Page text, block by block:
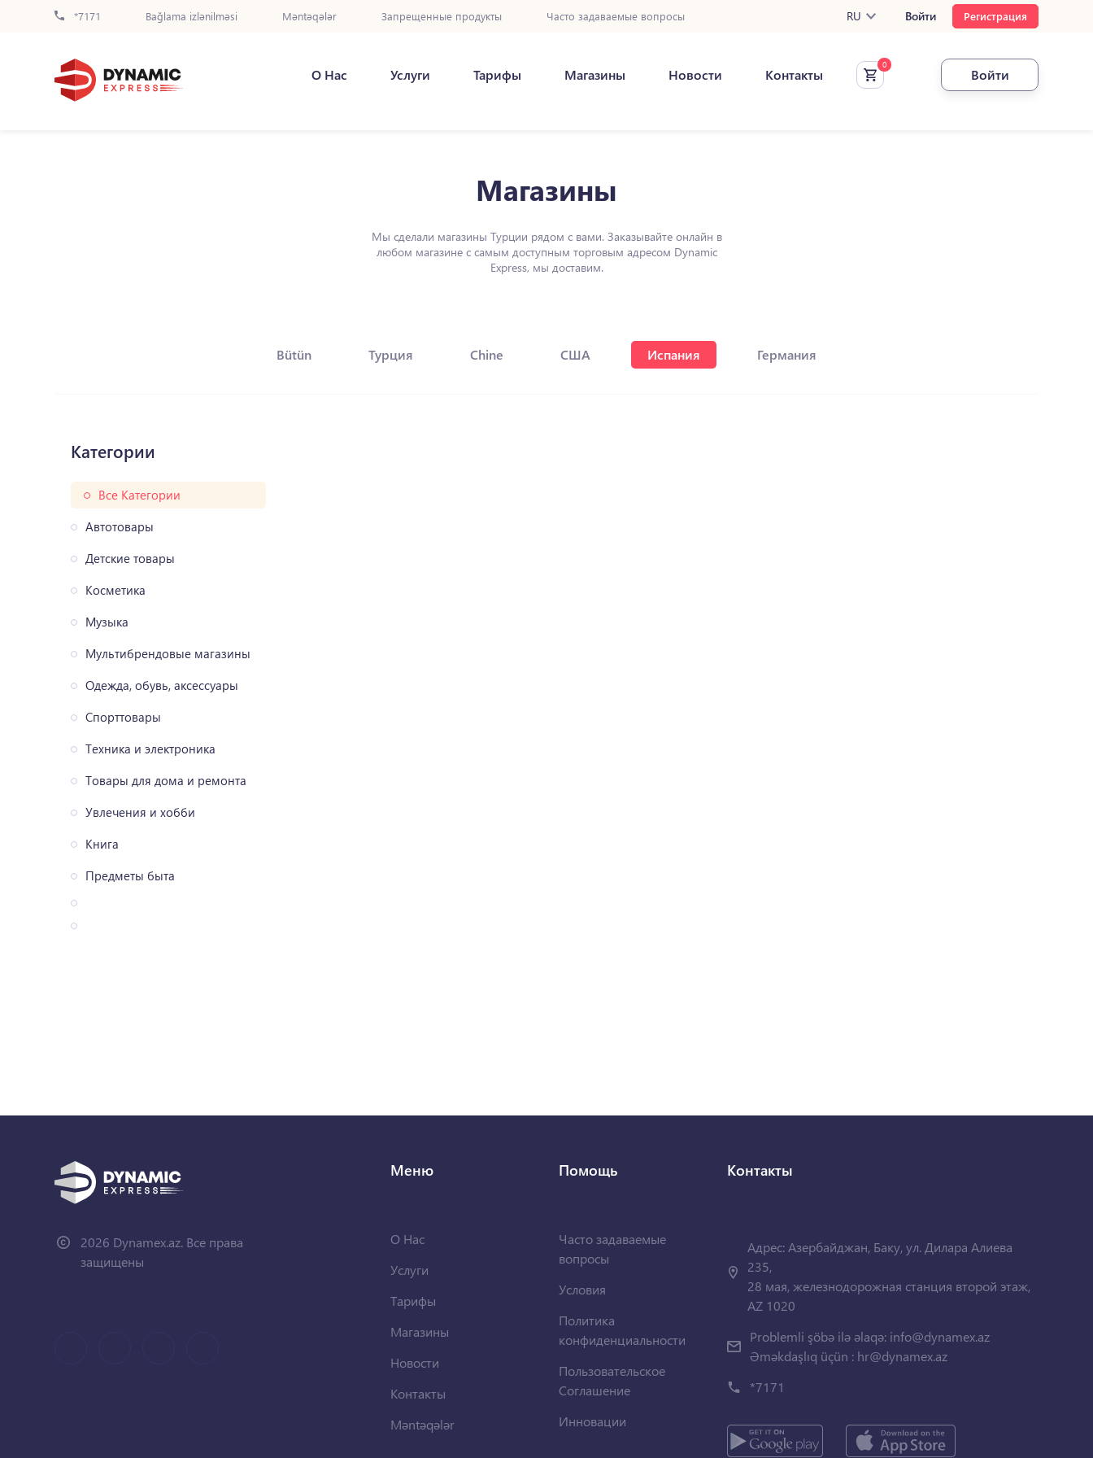
*7171 Bağlama izlənilməsi Məntəqələr Запрещенные продукты Часто задаваемые вопросы RU Войти Регистрация
О Нас Услуги Тарифы Магазины Новости Контакты Войти
Магазины
Мы сделали магазины Турции рядом с вами. Заказывайте онлайн в
любом магазине с самым доступным торговым адресом Dynamic
Express, мы доставим.
Bütün Турция Chine США Испания Германия
Категории
Все Категории
Автотовары
Детские товары
Косметика
Музыка
Мультибрендовые магазины
Одежда, обувь, аксессуары
Спорттовары
Техника и электроника
Товары для дома и ремонта
Увлечения и хобби
Книга
Предметы быта
2026 Dynamex.az. Все права
защищены
Меню
О Нас
Услуги
Тарифы
Магазины
Новости
Контакты
Məntəqələr
Помощь
Часто задаваемые
вопросы
Условия
Политика
конфиденциальности
Пользовательское
Соглашение
Инновации
Контакты
Адрес: Азербайджан, Баку, ул. Дилара Алиева
235,
28 мая, железнодорожная станция второй этаж,
AZ 1020
Problemli şöbə ilə əlaqə: info@dynamex.az
Əməkdaşlıq üçün : hr@dynamex.az
*7171